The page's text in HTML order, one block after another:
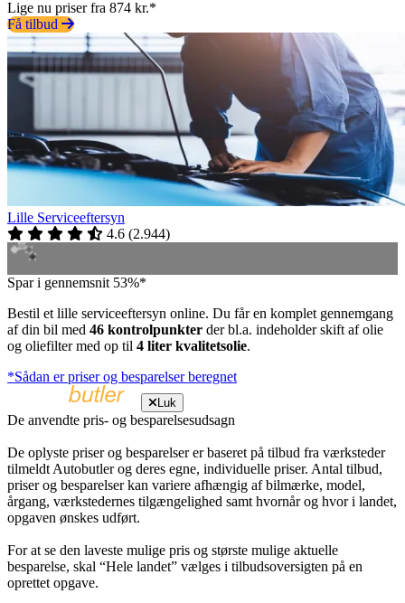
Lige nu priser fra 874 kr.*
Få tilbud
Lille Serviceeftersyn
4.6 (2.944)
Spar i gennemsnit 53%*
Bestil et lille serviceeftersyn online. Du får en komplet gennemgang
af din bil med 46 kontrolpunkter der bl.a. indeholder skift af olie
og oliefilter med op til 4 liter kvalitetsolie.
*Sådan er priser og besparelser beregnet
Luk
De anvendte pris- og besparelsesudsagn
De oplyste priser og besparelser er baseret på tilbud fra værksteder
tilmeldt Autobutler og deres egne, individuelle priser. Antal tilbud,
priser og besparelser kan variere afhængig af bilmærke, model,
årgang, værkstedernes tilgængelighed samt hvornår og hvor i landet,
opgaven ønskes udført.
For at se den laveste mulige pris og største mulige aktuelle
besparelse, skal “Hele landet” vælges i tilbudsoversigten på en
oprettet opgave.